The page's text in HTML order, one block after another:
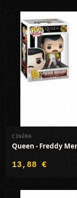
CINÉMA
Queen - Freddy
13,88 €